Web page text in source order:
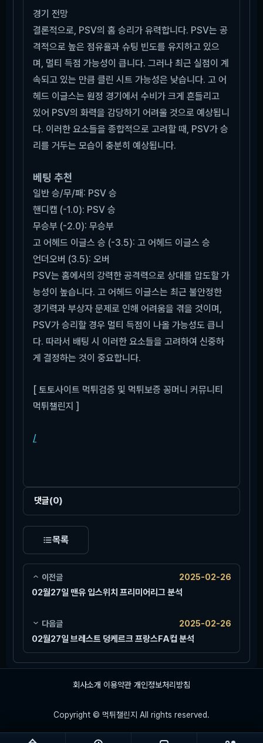
경기 전망
결론적으로, PSV의 홈 승리가 유력합니다. PSV는 공
격적으로 높은 점유율과 슈팅 빈도를 유지하고 있으
며, 멀티 득점 가능성이 큽니다. 그러나 최근 실점이 계
속되고 있는 만큼 클린 시트 가능성은 낮습니다. 고 어
헤드 이글스는 원정 경기에서 수비가 크게 흔들리고
있어 PSV의 화력을 감당하기 어려울 것으로 예상됩니
다. 이러한 요소들을 종합적으로 고려할 때, PSV가 승
리를 거두는 모습이 충분히 예상됩니다.
베팅 추천
일반 승/무/패: PSV 승
핸디캡 (-1.0): PSV 승
무승부 (-2.0): 무승부
고 어헤드 이글스 승 (-3.5): 고 어헤드 이글스 승
언더오버 (3.5): 오버
PSV는 홈에서의 강력한 공격력으로 상대를 압도할 가
능성이 높습니다. 고 어헤드 이글스는 최근 불안정한
경기력과 부상자 문제로 인해 어려움을 겪을 것이며,
PSV가 승리할 경우 멀티 득점이 나올 가능성도 큽니
다. 따라서 배팅 시 이러한 요소들을 고려하여 신중하
게 결정하는 것이 중요합니다.
[ 토토사이트 먹튀검증 및 먹튀보증 꽁머니 커뮤니티
먹튀챌린지 ]
/
댓글(0)
목록
이전글 2025-02-26
02월27일 맨유 입스위치 프리미어리그 분석
다음글 2025-02-26
02월27일 브레스트 덩케르크 프랑스FA컵 분석
회사소개 이용약관 개인정보처리방침
Copyright © 먹튀챌린지 All rights reserved.